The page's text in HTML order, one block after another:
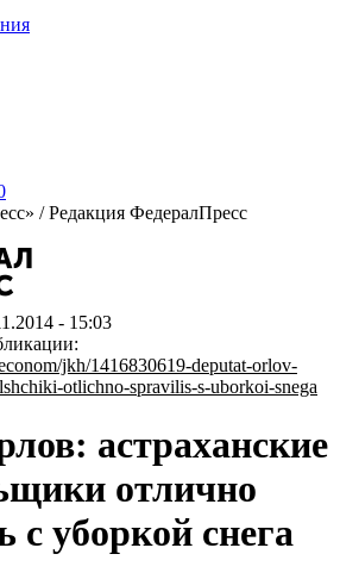
/Редакция ФедералПресс
- 15:03
jkh/1416830619-deputat-orlov-
otlichno-spravilis-s-uborkoi-snega
астраханские
отлично
с уборкой снега